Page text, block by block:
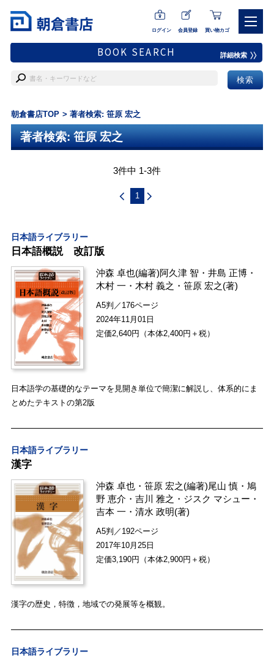
ログイン 会員登録 買い物カゴ
BOOK SEARCH 詳細検索
朝倉書店TOP 著者検索: 笹原 宏之
著者検索: 笹原 宏之
3件中 1-3件
1
日本語ライブラリー
日本語概説 改訂版
沖森 卓也(編著)阿久津 智 ・井島 正博 ・
木村 一 ・ 木村 義之 ・笹原 宏之(著)
A5判／176ページ
2024年11月01日
定価2,640円（本体2,400円＋税）
日本語学の基礎的なテーマを見開き単位で簡潔に解説し、体系的にま
とめたテキストの第2版
日本語ライブラリー
漢字
沖森 卓也 ・笹原 宏之(編著)尾山 慎 ・鳩
野 恵介 ・吉川 雅之 ・ ジスク マシュー ・
吉本 一 ・清水 政明(著)
A5判／192ページ
2017年10月25日
定価3,190円（本体2,900円＋税）
漢字の歴史，特徴，地域での発展等を概観。
日本語ライブラリー